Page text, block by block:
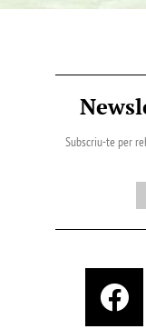
Subscriu-te per